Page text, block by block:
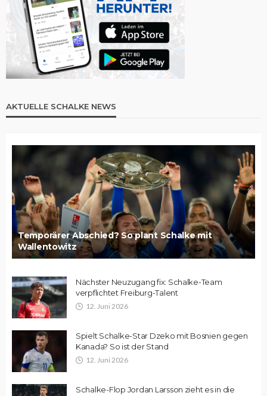
AKTUELLE SCHALKE NEWS
Temporärer Abschied? So plant Schalke mit
Wallentowitz
Nächster Neuzugang fix: Schalke-Team
verpflichtet Freiburg-Talent
12. Juni 2026
Spielt Schalke-Star Dzeko mit Bosnien gegen
Kanada? So ist der Stand
12. Juni 2026
Schalke-Flop Jordan Larsson zieht es in die